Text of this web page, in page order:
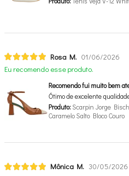
Rosa M. 01/06/2026
Eu recomendo esse produto.
Recomendo fui muito bem
Ótimo de excelente
Produto:Scarpin Jorge
Caramelo Salto Bloco Couro
Mônica M. 30/05/2026